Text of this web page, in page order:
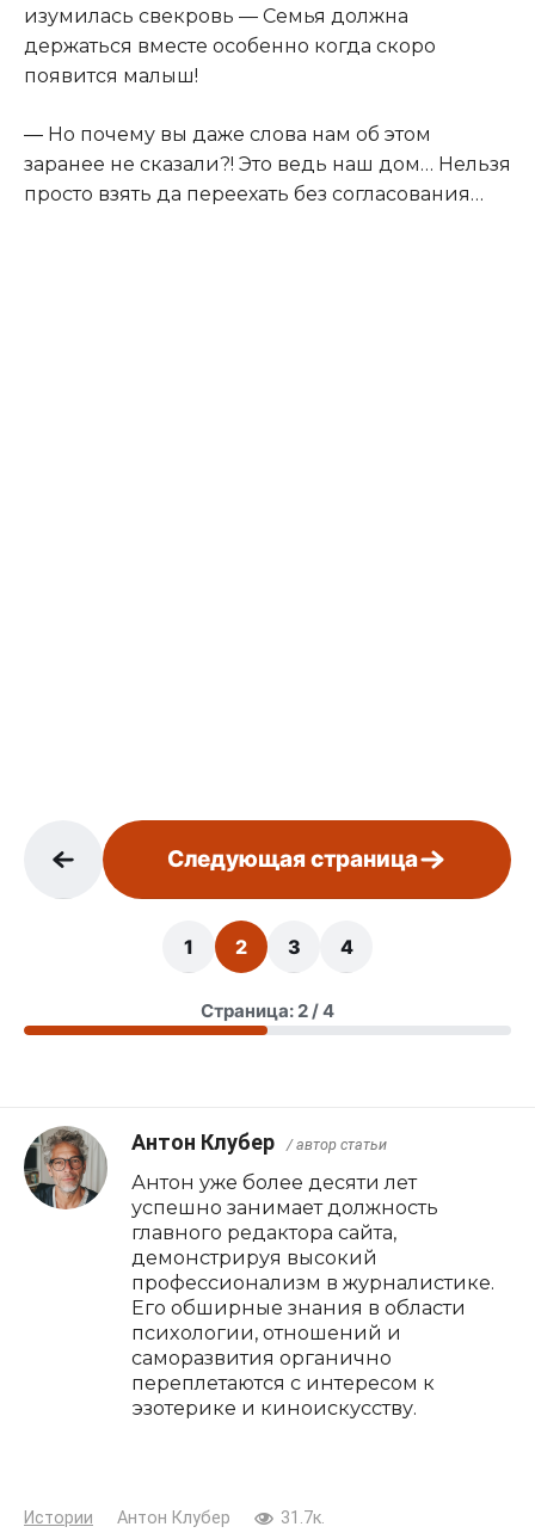
изумилась свекровь ― Семья должна
держаться вместе особенно когда скоро
появится малыш!
― Но почему вы даже слова нам об этом
заранее не сказали?! Это ведь наш дом… Нельзя
просто взять да переехать без согласования…
Следующая страница
1 2 3 4
Страница: 2 / 4
Антон Клубер / автор статьи
Антон уже более десяти лет
успешно занимает должность
главного редактора сайта,
демонстрируя высокий
профессионализм в журналистике.
Его обширные знания в области
психологии, отношений и
саморазвития органично
переплетаются с интересом к
эзотерике и киноискусству.
Истории Антон Клубер 31.7к.